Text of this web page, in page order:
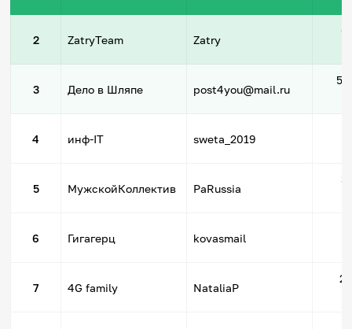
Задать вопрос
2 ZatryTeam Zatry
3 Дело в Шляпе post4you@mail.ru
4 инф-IT sweta_2019
5 МужскойКоллектив PaRussia
6 Гигагерц kovasmail
7 4G family NataliaP